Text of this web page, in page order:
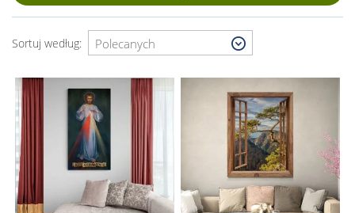
Sortuj według: